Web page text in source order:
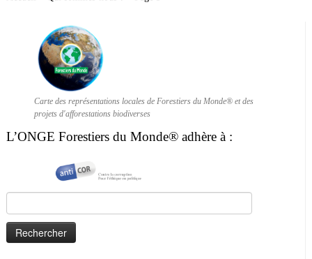
Carte des représentations locales de Forestiers du Monde® et des
projets d'afforestations biodiverses
L’ONGE Forestiers du Monde® adhère à :